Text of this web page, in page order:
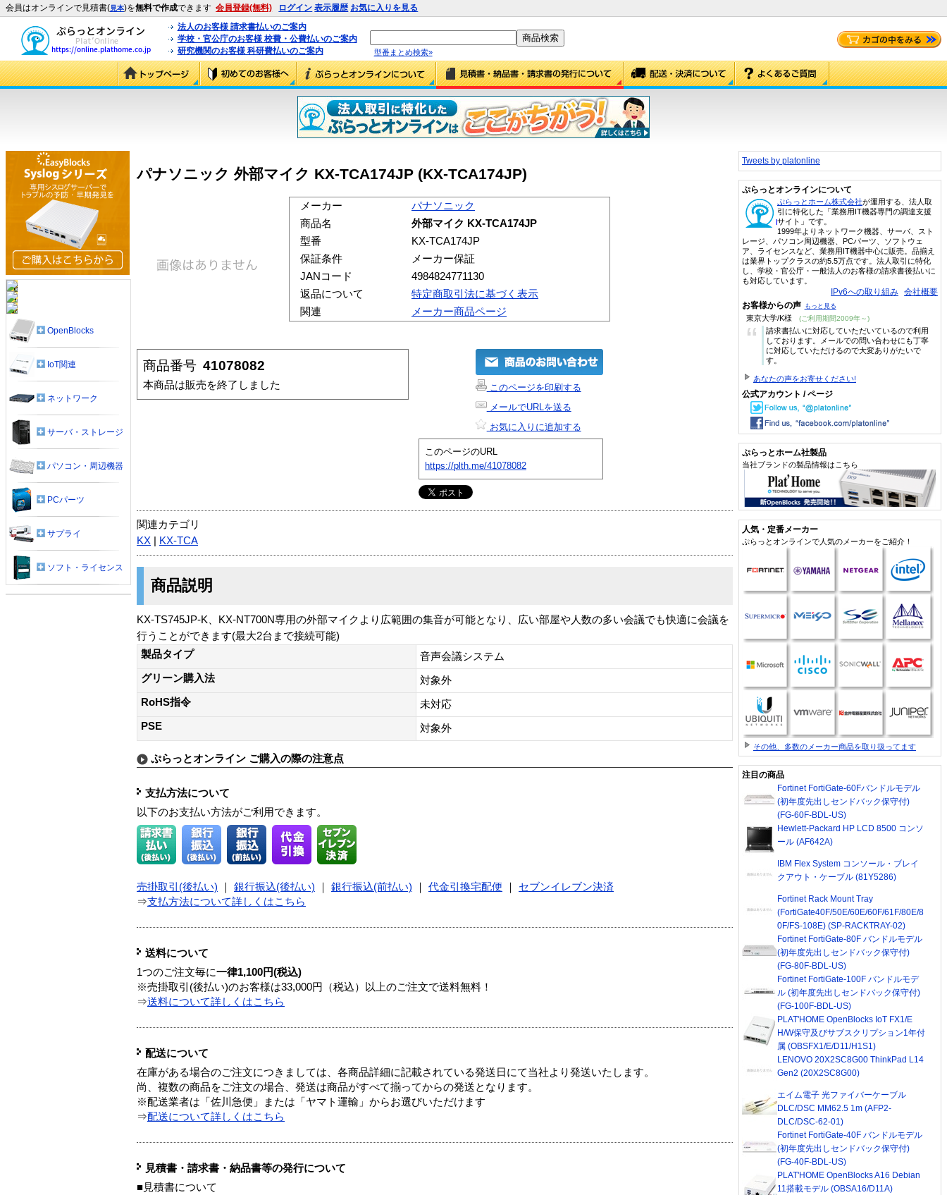
会員はオンラインで見積書(見本)を無料で作成できます 会員登録(無料) ログイン 表示履歴 お気に入りを見る
法人のお客様 請求書払いのご案内
学校・官公庁のお客様 校費・公費払いのご案内
研究機関のお客様 科研費払いのご案内
型番まとめ検索»
パナソニック 外部マイク KX-TCA174JP (KX-TCA174JP)
メーカー
パナソニック
商品名
外部マイク KX-TCA174JP
型番
KX-TCA174JP
保証条件
メーカー保証
JANコード
4984824771130
返品について
特定商取引法に基づく表示
関連
メーカー商品ページ
商品番号 41078082
本商品は販売を終了しました
このページを印刷する
メールでURLを送る
お気に入りに追加する
このページのURL
https://plth.me/41078082
関連カテゴリ
KX
KX-TCA
商品説明
KX-TS745JP-K、KX-NT700N専用の外部マイクより広範囲の集音が可能となり、広い部屋や人数の多い会議でも快適に会議を
行うことができます(最大2台まで接続可能)
製品タイプ
音声会議システム
グリーン購入法
対象外
RoHS指令
未対応
PSE
対象外
ぷらっとオンライン ご購入の際の注意点
支払方法について
以下のお支払い方法がご利用できます。
売掛取引(後払い) 銀行振込(後払い) 銀行振込(前払い) 代金引換宅配便
セブンイレブン決済
⇒支払方法について詳しくはこちら
送料について
1つのご注文毎に一律1,100円(税込)
※売掛取引(後払い)のお客様は33,000円（税込）以上のご注文で送料無料！
⇒送料について詳しくはこちら
配送について
在庫がある場合のご注文につきましては、各商品詳細に記載されている発送日にて当社より発送いたします。
尚、複数の商品をご注文の場合、発送は商品がすべて揃ってからの発送となります。
※配送業者は「佐川急便」または「ヤマト運輸」からお選びいただけます
⇒配送について詳しくはこちら
見積書・請求書・納品書等の発行について
■見積書について
OpenBlocks
IoT関連
ネットワーク
サーバ・ストレージ
パソコン・周辺機器
PCパーツ
サプライ
ソフト・ライセンス
Tweets by platonline
ぷらっとオンラインについて
ぷらっとホーム株式会社が運用する、法人取
引に特化した「業務用IT機器専門の調達支援
サイト」です。
1999年よりネットワーク機器、サーバ、スト
レージ、パソコン周辺機器、PCパーツ、ソフトウェ
ア、ライセンスなど、業務用IT機器中心に販売。品揃え
は業界トップクラスの約5.5万点です。法人取引に特化
し、学校・官公庁・一般法人のお客様の請求書後払いに
も対応しています。
IPv6への取り組み 会社概要
お客様からの声 もっと見る
東京大学/K様 (ご利用期間2009年～)
“
請求書払いに対応していただいているので利用
しております。メールでの問い合わせにも丁寧
に対応していただけるので大変ありがたいで
す。
あなたの声をお寄せください!
公式アカウント / ページ
ぷらっとホーム社製品
当社ブランドの製品情報はこちら
人気・定番メーカー
ぷらっとオンラインで人気のメーカーをご紹介！
その他、多数のメーカー商品を取り扱ってます
注目の商品
Fortinet FortiGate-60Fバンドルモデル
(初年度先出しセンドバック保守付)
(FG-60F-BDL-US)
Hewlett-Packard HP LCD 8500 コンソ
ール (AF642A)
IBM Flex System コンソール・ブレイ
クアウト・ケーブル (81Y5286)
Fortinet Rack Mount Tray
(FortiGate40F/50E/60E/60F/61F/80E/8
0F/FS-108E) (SP-RACKTRAY-02)
Fortinet FortiGate-80F バンドルモデル
(初年度先出しセンドバック保守付)
(FG-80F-BDL-US)
Fortinet FortiGate-100F バンドルモデ
ル (初年度先出しセンドバック保守付)
(FG-100F-BDL-US)
PLAT'HOME OpenBlocks IoT FX1/E
H/W保守及びサブスクリプション1年付
属 (OBSFX1/E/D11/H1S1)
LENOVO 20X2SC8G00 ThinkPad L14
Gen2 (20X2SC8G00)
エイム電子 光ファイバーケーブル
DLC/DSC MM62.5 1m (AFP2-
DLC/DSC-62-01)
Fortinet FortiGate-40F バンドルモデル
(初年度先出しセンドバック保守付)
(FG-40F-BDL-US)
PLAT'HOME OpenBlocks A16 Debian
11搭載モデル (OBSA16/D11A)